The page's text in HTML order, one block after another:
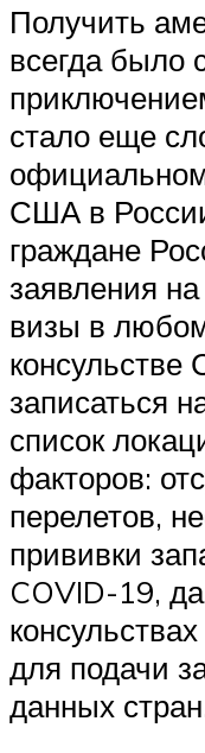
Получить
всегда было
стало еще
США в
граждане
заявления
визы в
консульстве
записаться
список
факторов:
перелетов,
прививки
COVID-19,
для подачи
данных